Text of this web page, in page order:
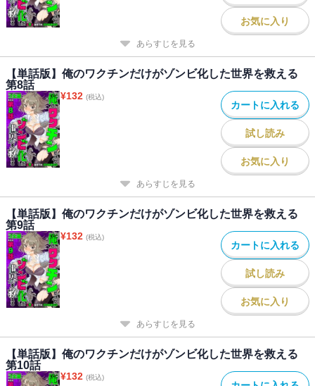
お気に入り
あらすじを見る
【単話版】俺のワクチンだけがゾンビ化した世界を救える
第8話
¥132 (税込)
カートに入れる
試し読み
お気に入り
あらすじを見る
【単話版】俺のワクチンだけがゾンビ化した世界を救える
第9話
¥132 (税込)
カートに入れる
試し読み
お気に入り
あらすじを見る
【単話版】俺のワクチンだけがゾンビ化した世界を救える
第10話
¥132 (税込)